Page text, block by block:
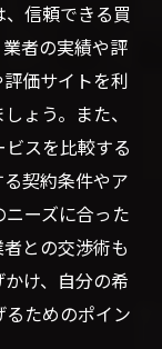
信頼できる買
者の実績や評
価サイトを利
ょう。また、
スを比較する
契約条件やア
ーズに合った
との交渉術も
け、自分の希
ためのポイン